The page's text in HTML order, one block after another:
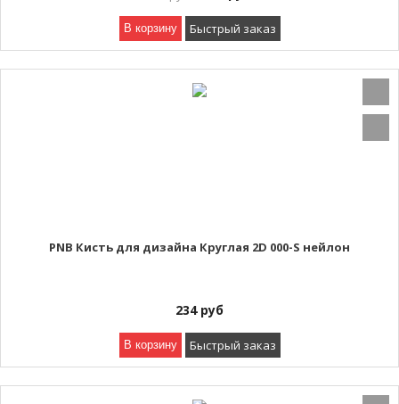
В корзину Быстрый заказ
PNB Кисть для дизайна Круглая 2D 000-S нейлон
234руб
В корзину Быстрый заказ